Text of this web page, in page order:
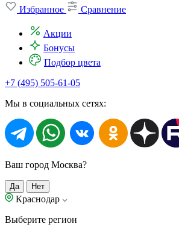
Избранное
Сравнение
Акции
Бонусы
Подбор цвета
+7 (495) 505-61-05
Мы в социальных сетях:
Ваш город Москва?
Да Нет
Краснодар
Выберите регион